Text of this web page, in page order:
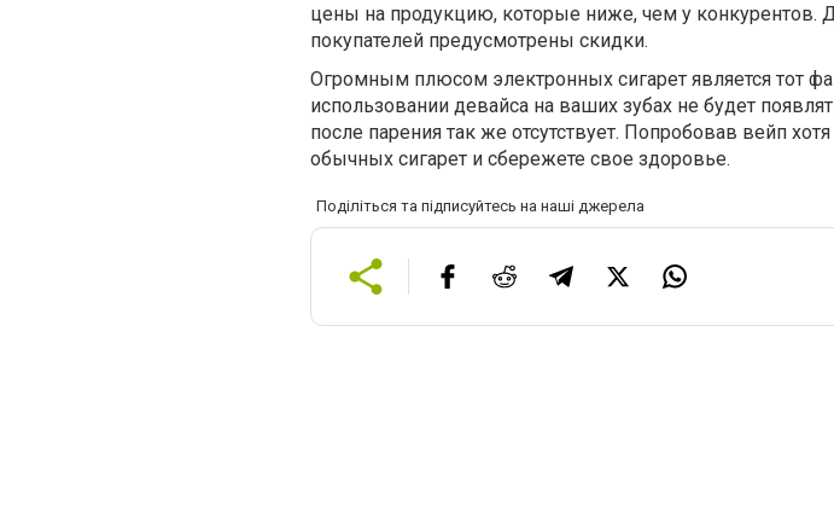
цены на продукцию, которые ниже, чем у конкурентов.
покупателей предусмотрены скидки.
Огромным плюсом электронных сигарет является тот
использовании девайса на ваших зубах не будет
после парения так же отсутствует. Попробовав вейп
обычных сигарет и сбережете свое здоровье.
Поділіться та підписуйтесь на наші джерела